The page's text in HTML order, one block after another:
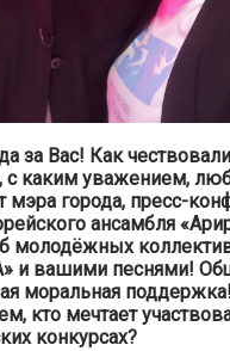
за Вас! Как
с каким уважением,
мэра города, пресс-
ансамбля
молодёжных
и вашими песнями!
моральная
кто мечтает
конкурсах?